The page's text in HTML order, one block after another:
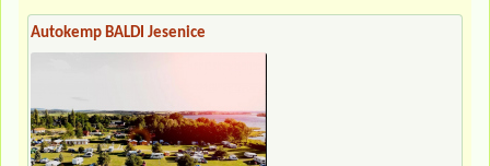
Autokemp BALDI Jesenice